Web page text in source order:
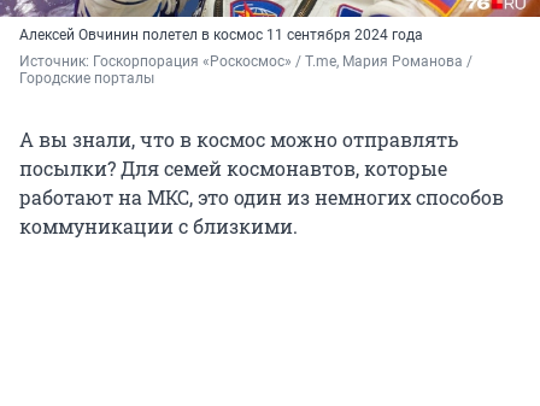
Алексей Овчинин полетел в космос 11 сентября 2024 года
Источник: Госкорпорация «Роскосмос» / T.me, Мария Романова /
Городские порталы
А вы знали, что в космос можно отправлять
посылки? Для семей космонавтов, которые
работают на МКС, это один из немногих способов
коммуникации с близкими.